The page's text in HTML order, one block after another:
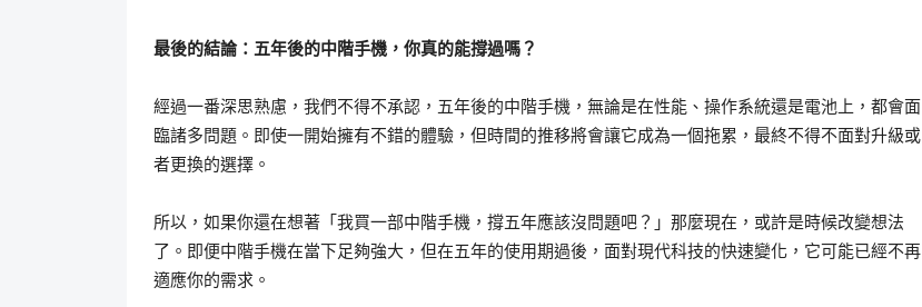
最後的結論：五年後的中階手機，你真的能撐過嗎？
經過一番深思熟慮，我們不得不承認，五年後的中階手機，無論是在性能、操作系統還是電池上，都會面
臨諸多問題。即使一開始擁有不錯的體驗，但時間的推移將會讓它成為一個拖累，最終不得不面對升級或
者更換的選擇。
所以，如果你還在想著「我買一部中階手機，撐五年應該沒問題吧？」那麼現在，或許是時候改變想法
了。即便中階手機在當下足夠強大，但在五年的使用期過後，面對現代科技的快速變化，它可能已經不再
適應你的需求。